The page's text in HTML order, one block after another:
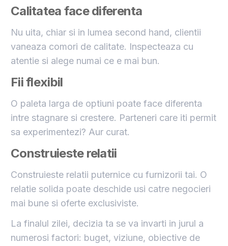
Calitatea face diferenta
Nu uita, chiar si in lumea second hand, clientii
vaneaza comori de calitate. Inspecteaza cu
atentie si alege numai ce e mai bun.
Fii flexibil
O paleta larga de optiuni poate face diferenta
intre stagnare si crestere. Parteneri care iti permit
sa experimentezi? Aur curat.
Construieste relatii
Construieste relatii puternice cu furnizorii tai. O
relatie solida poate deschide usi catre negocieri
mai bune si oferte exclusiviste.
La finalul zilei, decizia ta se va invarti in jurul a
numerosi factori: buget, viziune, obiective de